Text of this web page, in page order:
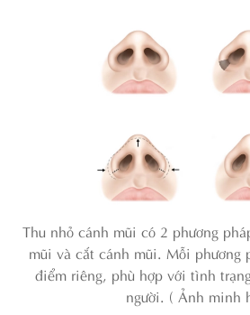
Thu nhỏ cánh mũi có 2 phương
mũi và cắt cánh mũi. Mỗi phương
điểm riêng, phù hợp với tình
người. ( Ảnh minh